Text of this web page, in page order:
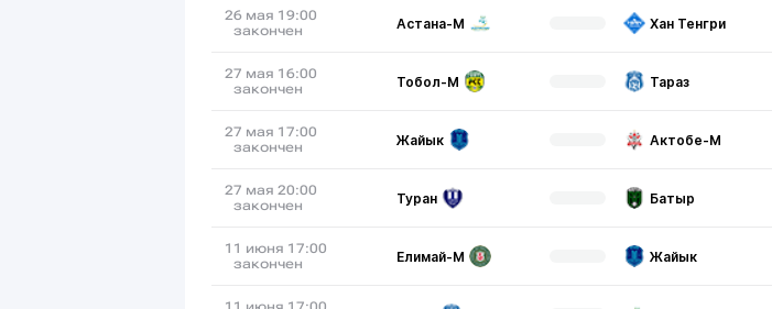
26 мая 19:00
закончен
Астана-М Хан Тенгри
27 мая 16:00
закончен
Тобол-М Тараз
27 мая 17:00
закончен
Жайык Актобе-М
27 мая 20:00
закончен
Туран Батыр
11 июня 17:00
закончен
Елимай-М Жайык